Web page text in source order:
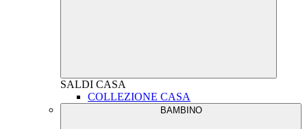
SALDI CASA
COLLEZIONE CASA
BAMBINO